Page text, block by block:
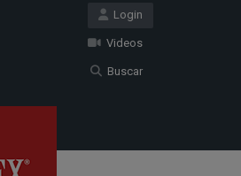
Login
Videos
Buscar